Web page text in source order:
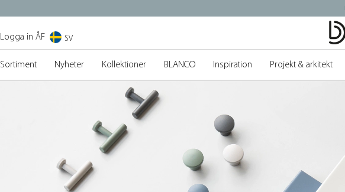
SV
Logga in ÅF
Sortiment Nyheter Kollektioner BLANCO Inspiration Projekt & arkitekt